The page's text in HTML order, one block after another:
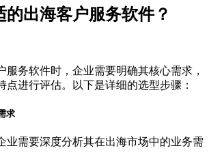
的出海客户服务软件？
服务软件时，企业需要明确其核心需求，
点进行评估。以下是详细的选型步骤：
求
业需要深度分析其在出海市场中的业务需